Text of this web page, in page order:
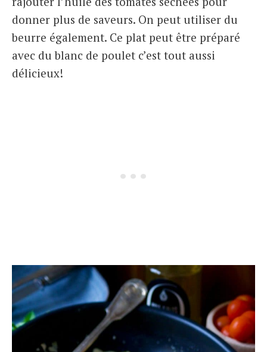
donner plus de saveurs. On peut utiliser du
beurre également. Ce plat peut être préparé
avec du blanc de poulet c’est tout aussi
délicieux!